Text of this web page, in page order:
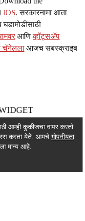
IOS. सरकारनामा आता
घडामोडींसाठी
आणिव्हॉट्सॲप
चॅनेलला आजच सबस्क्राइब
आम्ही कुकीजचा वापर करतो.
करता येते. आमचे गोपनीयता
मान्य आहे.